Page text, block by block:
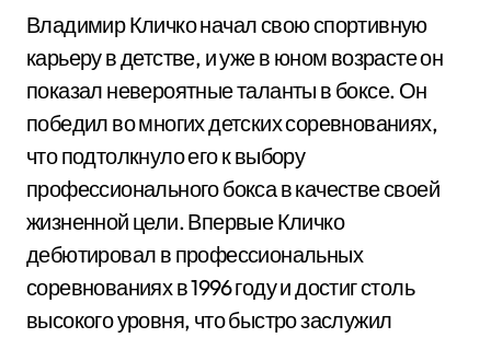
Владимир Кличко начал свою спортивную
карьеру в детстве, и уже в юном возрасте он
показал невероятные таланты в боксе. Он
победил во многих детских соревнованиях,
что подтолкнуло его к выбору
профессионального бокса в качестве своей
жизненной цели. Впервые Кличко
дебютировал в профессиональных
соревнованиях в 1996 году и достиг столь
высокого уровня, что быстро заслужил